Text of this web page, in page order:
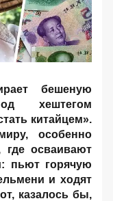
бешеную
хештегом
китайцем».
особенно
где осваивают
пьют горячую
и ходят
казалось бы,